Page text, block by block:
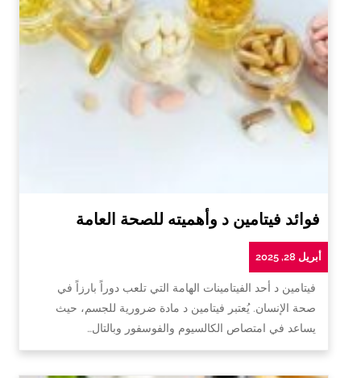
فوائد فيتامين د وأهميته للصحة العامة
أبريل 28, 2025
فيتامين د أحد الفيتامينات الهامة التي تلعب دوراً بارزاً في
صحة الإنسان. يُعتبر فيتامين د مادة ضرورية للجسم، حيث
يساعد في امتصاص الكالسيوم والفوسفور وبالتال…